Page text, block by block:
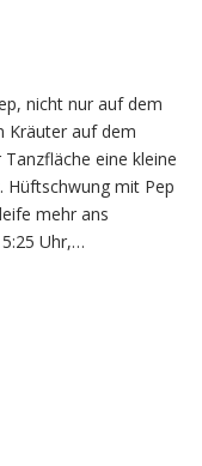
nicht nur auf dem
Kräuter auf dem
eine kleine
Hüftschwung mit Pep
mehr ans
Uhr,…